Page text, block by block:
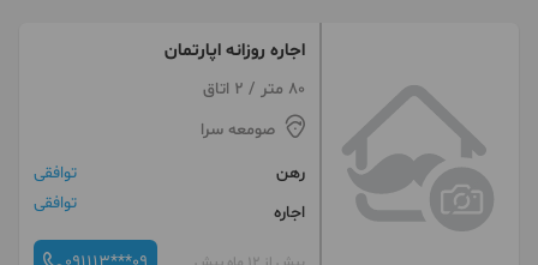
اجاره روزانه اپارتمان
80 متر / 2 اتاق
صومعه سرا
رهن
توافقی
اجاره
توافقی